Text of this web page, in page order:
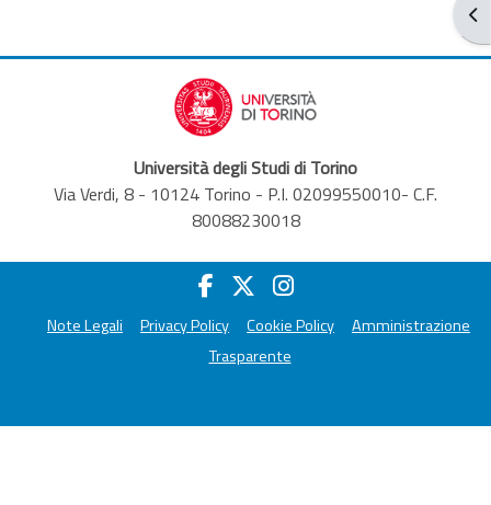
Università degli Studi di Torino
Via Verdi, 8 - 10124 Torino - P.I. 02099550010- C.F.
80088230018
Note Legali Privacy Policy Cookie Policy
Amministrazione
Trasparente